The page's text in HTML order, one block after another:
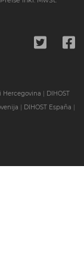
Hercegovina
DIHOST
DIHOST España